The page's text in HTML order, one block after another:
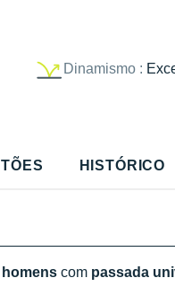
Dinamismo :
HISTÓRICO
homens com passada